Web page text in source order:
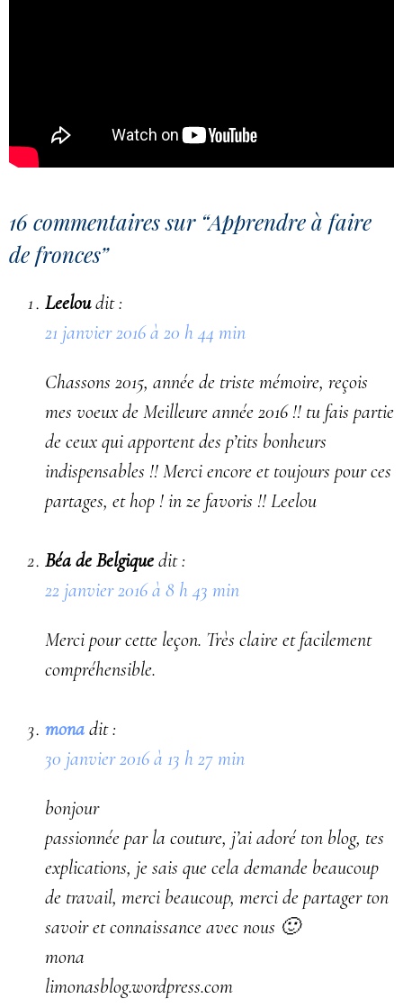
16 commentaires sur “Apprendre à faire
de fronces”
Leeloudit :
21 janvier 2016 à 20 h 44 min
Chassons 2015, année de triste mémoire, reçois
mes voeux de Meilleure année 2016 !! tu fais partie
de ceux qui apportent des p’tits bonheurs
indispensables !! Merci encore et toujours pour ces
partages, et hop ! in ze favoris !! Leelou
Béa de Belgiquedit :
22 janvier 2016 à 8 h 43 min
Merci pour cette leçon. Très claire et facilement
compréhensible.
monadit :
30 janvier 2016 à 13 h 27 min
bonjour
passionnée par la couture, j’ai adoré ton blog, tes
explications, je sais que cela demande beaucoup
de travail, merci beaucoup, merci de partager ton
savoir et connaissance avec nous 🙂
mona
limonasblog.wordpress.com